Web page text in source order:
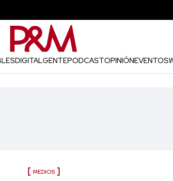
DIGITALGENTEPODCASTOPINIÓNEVENTOS
MEDIOS